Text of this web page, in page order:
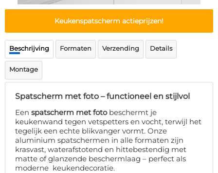
Deurmat
Over ons
WhatsApp
Keukenspatscherm actieprijzen!
Beschrijving Formaten Verzending Details
Montage
Spatscherm met foto – functioneel en stijlvol
Een spatscherm met fotobeschermt je
keukenwand tegen vetspetters en vocht, terwijl het
tegelijk een echte blikvanger vormt. Onze
aluminium spatschermen in alle formaten zijn
krasvast, waterafstotend en hittebestendig met
matte of glanzende beschermlaag – perfect als
moderne keukendecoratie.